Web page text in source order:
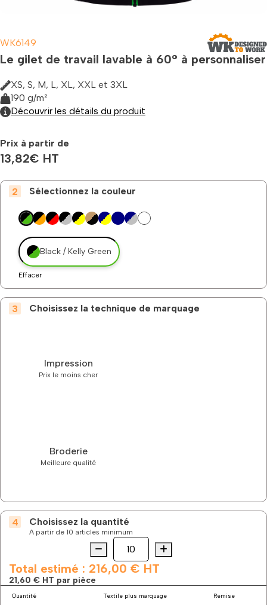
WK6149
Le gilet de travail lavable à 60° à personnaliser
XS, S, M, L, XL, XXL et 3XL
190 g/m²
Découvrir les détails du produit
Prix à partir de
13,82€ HT
Sélectionnez la couleur
Black / Kelly Green
Effacer
Choisissez la technique de marquage
Impression
Prix le moins cher
Broderie
Meilleure qualité
Choisissez la quantité
A partir de 10 articles minimum
Quantité
quantité
Le
gilet
de
travail
Total estimé : 216,00 € HT
21,60 € HT par pièce
Quantité Textile plus marquage Remise